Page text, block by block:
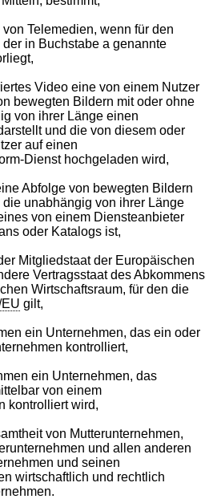
Telemedien, wenn für den
der in Buchstabe a genannte
Video eine von einem Nutzer
bewegten Bildern mit oder ohne
von ihrer Länge einen
und die von diesem oder
auf einen
Dienst hochgeladen wird,
Abfolge von bewegten Bildern
die unabhängig von ihrer Länge
von einem Diensteanbieter
oder Katalogs ist,
Mitgliedstaat der Europäischen
Vertragsstaat des Abkommens
Wirtschaftsraum, für den die
gilt,
ein Unternehmen, das ein oder
kontrolliert,
ein Unternehmen, das
von einem
kontrolliert wird,
von Mutterunternehmen,
und allen anderen
und seinen
wirtschaftlich und rechtlich